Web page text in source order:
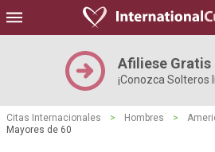
Afiliese Gratis
¡Conozca Solteros
Citas Internacionales > Hombres >
Mayores de 60